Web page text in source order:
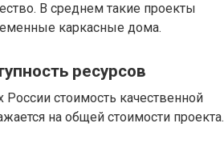
В среднем такие проекты
каркасные дома.
ресурсов
стоимость качественной
на общей стоимости проекта.